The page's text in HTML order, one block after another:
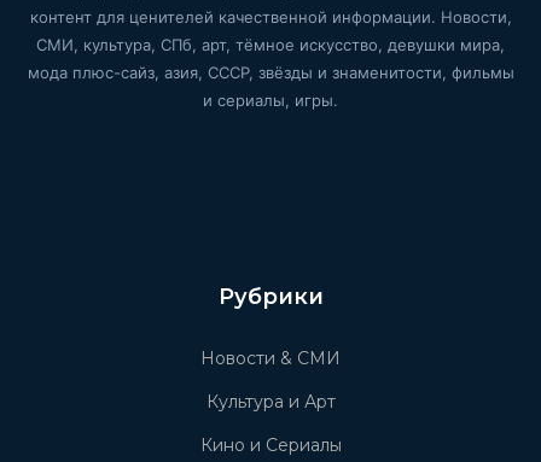
контент для ценителей качественной информации. Новости,
СМИ, культура, СПб, арт, тёмное искусство, девушки мира,
мода плюс-сайз, азия, СССР, звёзды и знаменитости, фильмы
и сериалы, игры.
Рубрики
Новости & СМИ
Культура и Арт
Кино и Сериалы